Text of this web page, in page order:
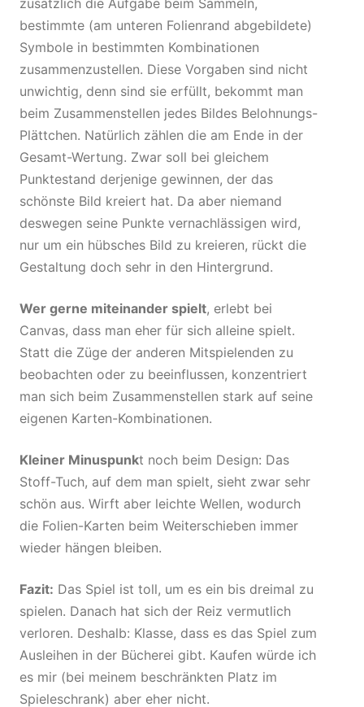
zusätzlich die Aufgabe beim Sammeln,
bestimmte (am unteren Folienrand abgebildete)
Symbole in bestimmten Kombinationen
zusammenzustellen. Diese Vorgaben sind nicht
unwichtig, denn sind sie erfüllt, bekommt man
beim Zusammenstellen jedes Bildes Belohnungs-
Plättchen. Natürlich zählen die am Ende in der
Gesamt-Wertung. Zwar soll bei gleichem
Punktestand derjenige gewinnen, der das
schönste Bild kreiert hat. Da aber niemand
deswegen seine Punkte vernachlässigen wird,
nur um ein hübsches Bild zu kreieren, rückt die
Gestaltung doch sehr in den Hintergrund.
Wer gerne miteinander spielt, erlebt bei
Canvas, dass man eher für sich alleine spielt.
Statt die Züge der anderen Mitspielenden zu
beobachten oder zu beeinflussen, konzentriert
man sich beim Zusammenstellen stark auf seine
eigenen Karten-Kombinationen.
Kleiner Minuspunkt noch beim Design: Das
Stoff-Tuch, auf dem man spielt, sieht zwar sehr
schön aus. Wirft aber leichte Wellen, wodurch
die Folien-Karten beim Weiterschieben immer
wieder hängen bleiben.
Fazit: Das Spiel ist toll, um es ein bis dreimal zu
spielen. Danach hat sich der Reiz vermutlich
verloren. Deshalb: Klasse, dass es das Spiel zum
Ausleihen in der Bücherei gibt. Kaufen würde ich
es mir (bei meinem beschränkten Platz im
Spieleschrank) aber eher nicht.